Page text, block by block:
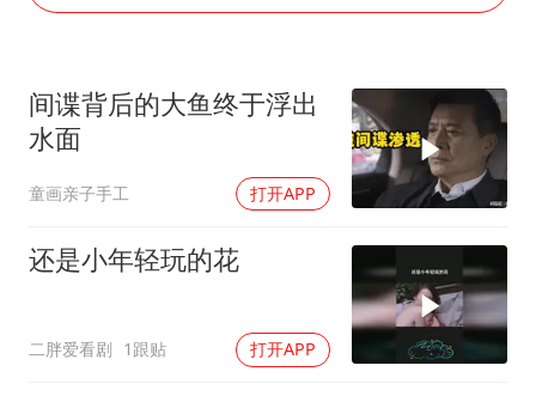
《龙餐馆》 冲奖
笔试第一被劝弃考涉事副校长被撤职
构建更高水平的全民健身公共服务体系
奋力开创中国式现代化建设新局面
间谍背后的大鱼终于浮出
水面
童画亲子手工 打开APP
还是小年轻玩的花
二胖爱看剧 1跟贴 打开APP